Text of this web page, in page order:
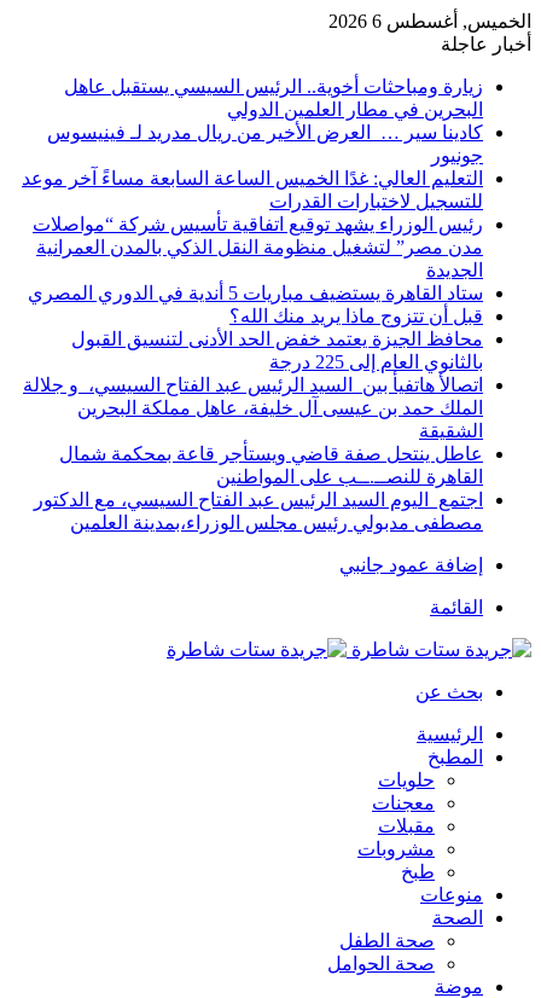
الخميس, أغسطس 6 2026
أخبار عاجلة
زيارة ومباحثات أخوية.. الرئيس السيسي يستقبل عاهل
البحرين في مطار العلمين الدولي
كادينا سير … العرض الأخير من ريال مدريد لـ فينيسوس
جونيور
التعليم العالي: غدًا الخميس الساعة السابعة مساءً آخر موعد
للتسجيل لاختبارات القدرات
رئيس الوزراء يشهد توقيع اتفاقية تأسيس شركة “مواصلات
مدن مصر” لتشغيل منظومة النقل الذكي بالمدن العمرانية
الجديدة
ستاد القاهرة يستضيف مباريات 5 أندية في الدوري المصري
قبل أن تتزوج ماذا يريد منك الله؟
محافظ الجيزة يعتمد خفض الحد الأدنى لتنسيق القبول
بالثانوي العام إلى 225 درجة
اتصالأ هاتفيأ بين السيد الرئيس عبد الفتاح السيسي، و جلالة
الملك حمد بن عيسى آل خليفة، عاهل مملكة البحرين
الشقيقة
عاطل ينتحل صفة قاضي ويستأجر قاعة بمحكمة شمال
القاهرة للنصــ.ــب على المواطنين
اجتمع اليوم السيد الرئيس عبد الفتاح السيسي، مع الدكتور
مصطفى مدبولي رئيس مجلس الوزراء،بمدينة العلمين
إضافة عمود جانبي
القائمة
بحث عن
الرئيسية
المطبخ
حلويات
معجنات
مقبلات
مشروبات
طبخ
منوعات
الصحة
صحة الطفل
صحة الحوامل
موضة